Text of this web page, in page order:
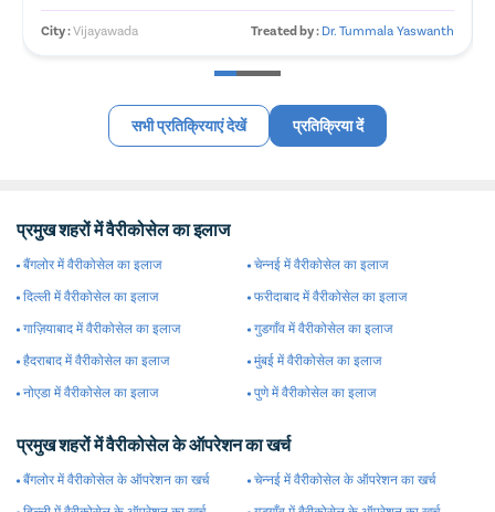
City :Vijayawada Treated by : Dr. Tummala Yaswanth
सभी प्रतिक्रियाएं देखें प्रतिक्रिया दें
प्रमुख शहरों में वैरीकोसेल का इलाज
बैंगलोर में वैरीकोसेल का इलाज चेन्नई में वैरीकोसेल का इलाज
दिल्ली में वैरीकोसेल का इलाज फरीदाबाद में वैरीकोसेल का इलाज
गाज़ियाबाद में वैरीकोसेल का इलाज गुडगाँव में वैरीकोसेल का इलाज
हैदराबाद में वैरीकोसेल का इलाज मुंबई में वैरीकोसेल का इलाज
नोएडा में वैरीकोसेल का इलाज पुणे में वैरीकोसेल का इलाज
प्रमुख शहरों में वैरीकोसेल के ऑपरेशन का खर्च
बैंगलोर में वैरीकोसेल के ऑपरेशन का खर्च चेन्नई में वैरीकोसेल के ऑपरेशन का खर्च